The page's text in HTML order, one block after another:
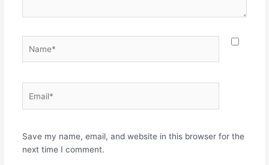
Save my name, email, and website in this browser for the
next time I comment.